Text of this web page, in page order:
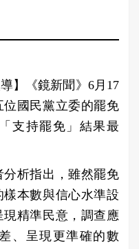
】《鏡新聞》6月17
國民黨立委的罷免
支持罷免」結果最
分析指出，雖然罷免
本數與信心水準設
精準民意，調查應
、呈現更準確的數